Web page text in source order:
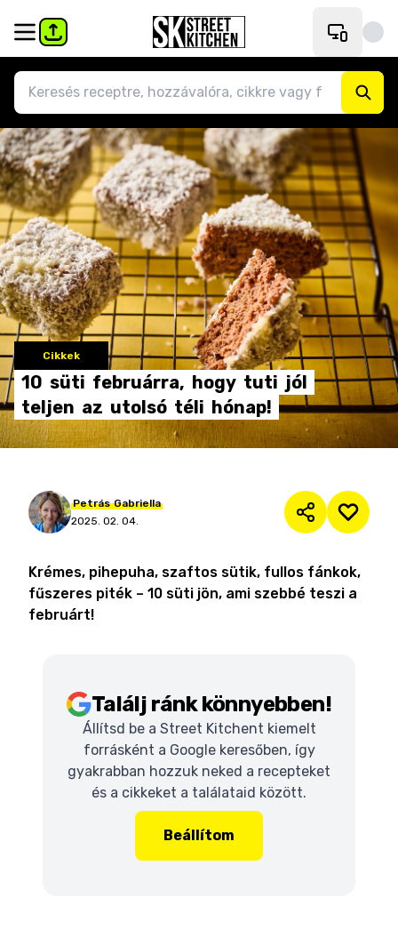
Cikkek
10 süti februárra, hogy tuti jól
teljen az utolsó téli hónap!
Petrás Gabriella
2025. 02. 04.
Krémes, pihepuha, szaftos sütik, fullos fánkok,
fűszeres piték – 10 süti jön, ami szebbé teszi a
februárt!
Találj ránk könnyebben!
Állítsd be a Street Kitchent kiemelt
forrásként a Google keresőben, így
gyakrabban hozzuk neked a recepteket
és a cikkeket a találataid között.
Beállítom